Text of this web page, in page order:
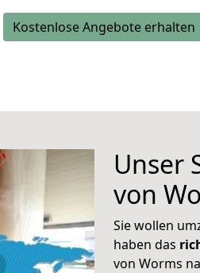
Kostenlose Angebote erhalten
Unser
von
Sie wollen
haben das
von Worms